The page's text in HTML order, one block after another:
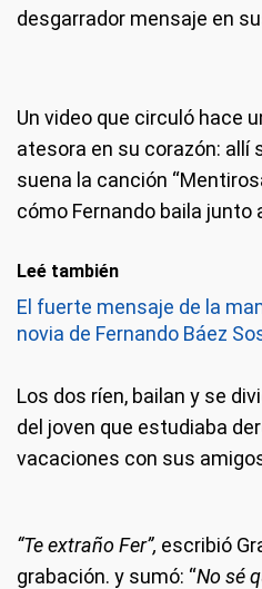
desgarrador mensaje en
Un video que circuló hace
atesora en su corazón: allí
suena la canción
cómo Fernando baila junto
Leé también
El fuerte mensaje de la
novia de Fernando Báez
Los dos ríen, bailan y se
del joven que estudiaba
vacaciones con sus
“Te extraño Fer”, escribió
grabación. y sumó: “No sé